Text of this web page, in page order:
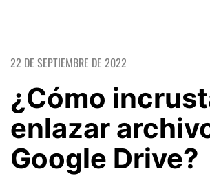
22 DE SEPTIEMBRE DE 2022
¿Cómo
enlazar
Google Drive?